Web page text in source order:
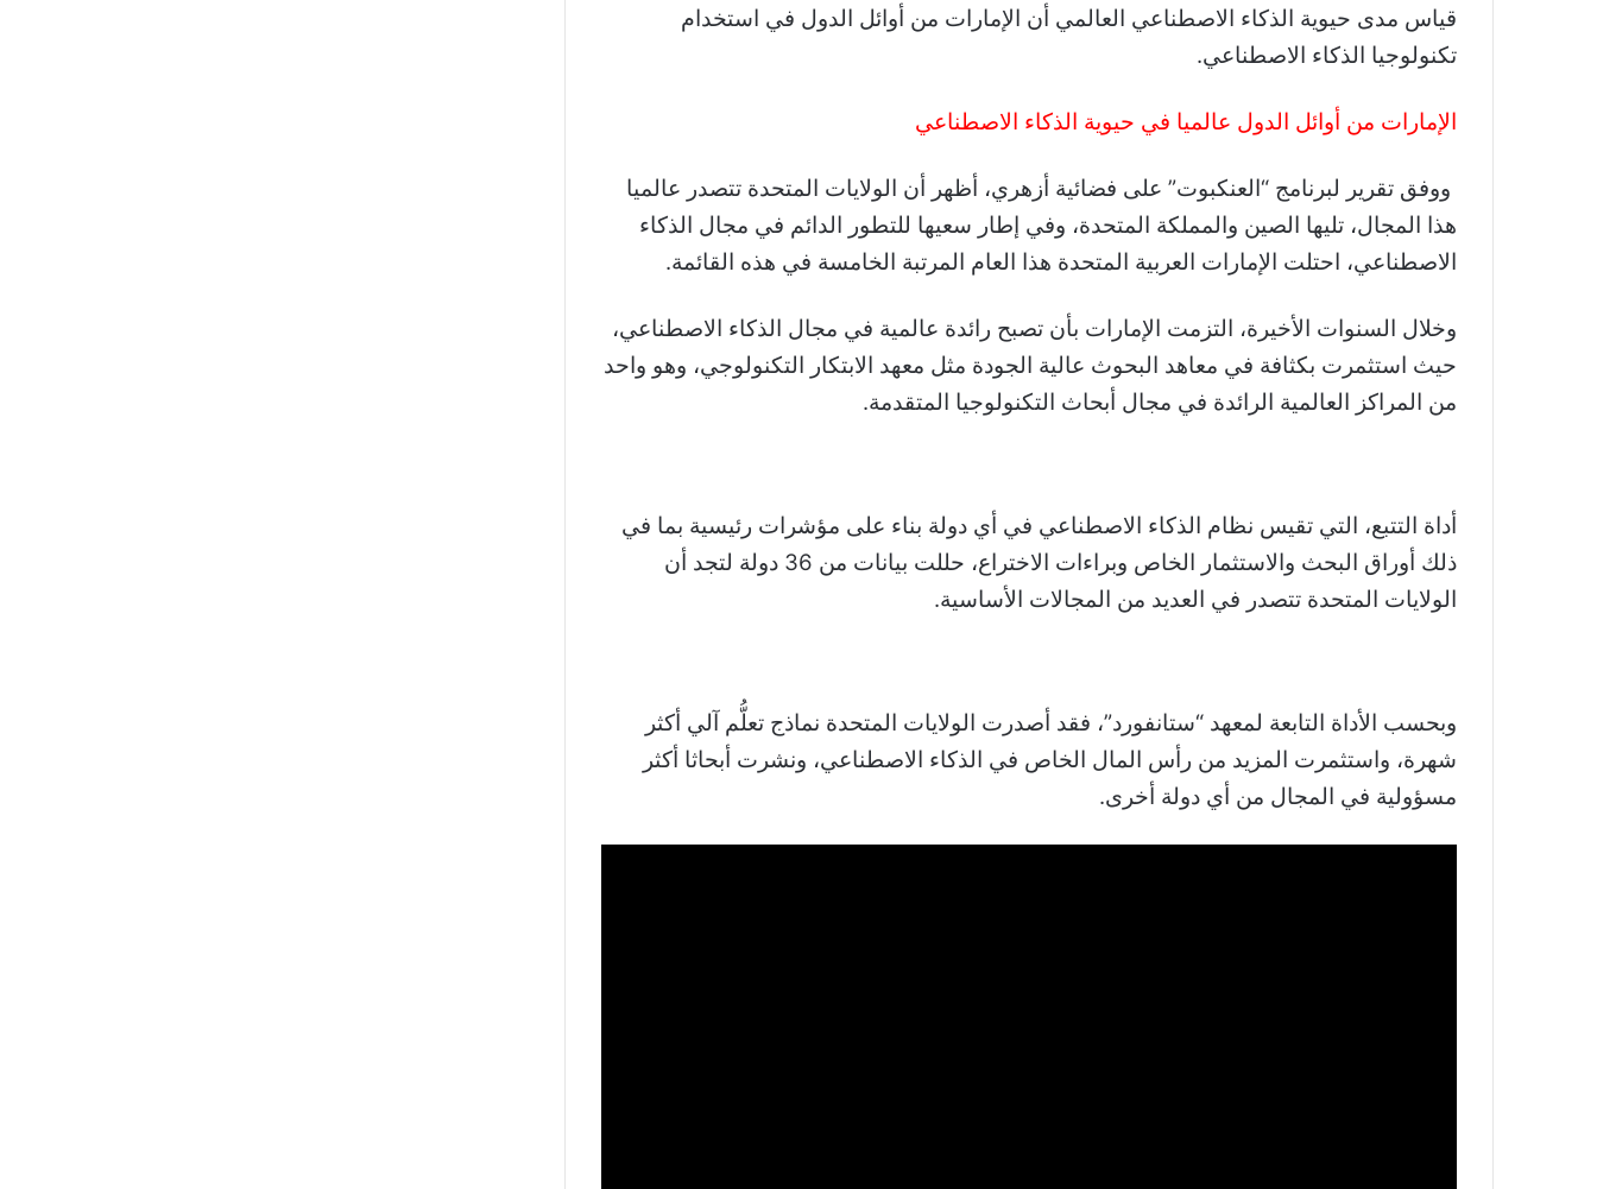
قياس مدى حيوية الذكاء الاصطناعي العالمي أن الإمارات من أوائل الدول في استخدام
تكنولوجيا الذكاء الاصطناعي.
الإمارات من أوائل الدول عالميا في حيوية الذكاء الاصطناعي
ووفق تقرير لبرنامج “العنكبوت” على فضائية أزهري، أظهر أن الولايات المتحدة تتصدر عالميا
هذا المجال، تليها الصين والمملكة المتحدة، وفي إطار سعيها للتطور الدائم في مجال الذكاء
الاصطناعي، احتلت الإمارات العربية المتحدة هذا العام المرتبة الخامسة في هذه القائمة.
وخلال السنوات الأخيرة، التزمت الإمارات بأن تصبح رائدة عالمية في مجال الذكاء الاصطناعي،
حيث استثمرت بكثافة في معاهد البحوث عالية الجودة مثل معهد الابتكار التكنولوجي، وهو واحد
من المراكز العالمية الرائدة في مجال أبحاث التكنولوجيا المتقدمة.
أداة التتبع، التي تقيس نظام الذكاء الاصطناعي في أي دولة بناء على مؤشرات رئيسية بما في
ذلك أوراق البحث والاستثمار الخاص وبراءات الاختراع، حللت بيانات من 36 دولة لتجد أن
الولايات المتحدة تتصدر في العديد من المجالات الأساسية.
وبحسب الأداة التابعة لمعهد “ستانفورد”، فقد أصدرت الولايات المتحدة نماذج تعلُّم آلي أكثر
شهرة، واستثمرت المزيد من رأس المال الخاص في الذكاء الاصطناعي، ونشرت أبحاثا أكثر
مسؤولية في المجال من أي دولة أخرى.